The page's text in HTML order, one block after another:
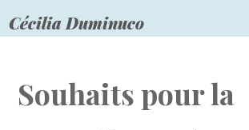
Cécilia Duminuco
Souhaits pour la